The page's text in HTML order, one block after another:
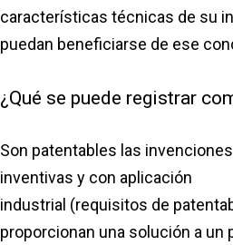
características técnicas de su
puedan beneficiarse de ese
¿Qué se puede registrar
Son patentables las
inventivas y con aplicación
industrial (requisitos de
proporcionan una solución a un